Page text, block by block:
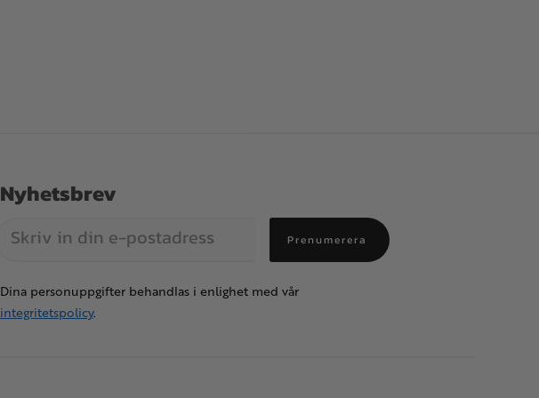
Nyhetsbrev
Prenumerera
Dina personuppgifter behandlas i enlighet med vår
integritetspolicy.